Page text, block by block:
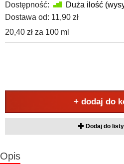
Dostępność:
Duża ilość
Dostawa od: 11,90 zł
20,40 zł za 100 ml
+ dodaj do
Dodaj do
Opis